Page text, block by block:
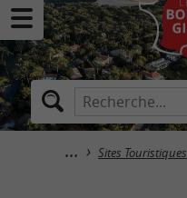
Sites Touristiques